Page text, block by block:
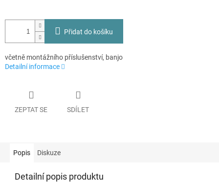
Přidat do košíku
včetně montážního příslušenství, banjo
Detailní informace
ZEPTAT SE SDÍLET
Popis Diskuze
Detailní popis produktu